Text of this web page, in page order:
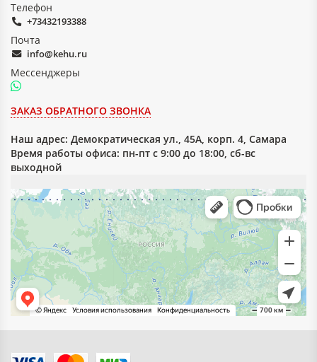
Телефон
+73432193388
Почта
info@kehu.ru
Мессенджеры
ЗАКАЗ ОБРАТНОГО ЗВОНКА
Наш адрес: Демократическая ул., 45А, корп. 4, Самара
Время работы офиса: пн-пт с 9:00 до 18:00, сб-вс
выходной